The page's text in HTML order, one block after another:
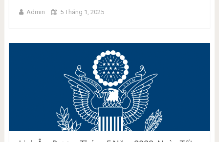
Admin 5 Tháng 1, 2025